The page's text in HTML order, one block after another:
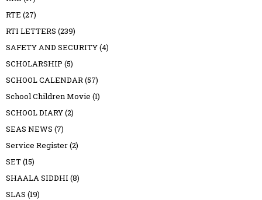
RTE (27)
RTI LETTERS (239)
SAFETY AND SECURITY(4)
SCHOLARSHIP (5)
SCHOOL CALENDAR(57)
School Children Movie (1)
SCHOOL DIARY(2)
SEAS NEWS (7)
Service Register(2)
SET(15)
SHAALA SIDDHI (8)
SLAS (19)